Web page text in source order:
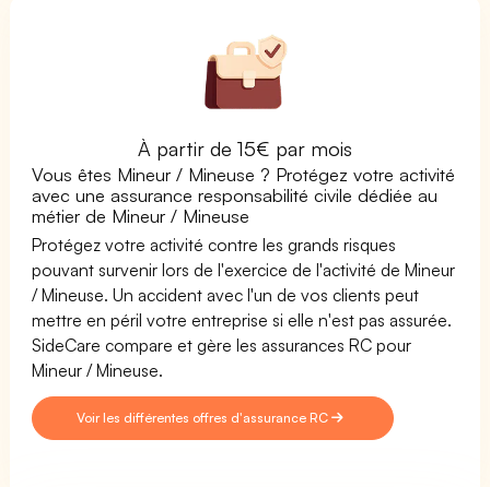
À partir de 15€ par mois
Vous êtes Mineur / Mineuse ? Protégez votre activité
avec une assurance responsabilité civile dédiée au
métier de Mineur / Mineuse
Protégez votre activité contre les grands risques
pouvant survenir lors de l'exercice de l'activité de Mineur
/ Mineuse. Un accident avec l'un de vos clients peut
mettre en péril votre entreprise si elle n'est pas assurée.
SideCare compare et gère les assurances RC pour
Mineur / Mineuse.
Voir les différentes offres d'assurance RC